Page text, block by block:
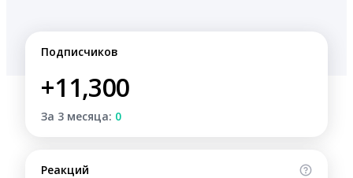
Подписчиков
+11,300
За 3 месяца: 0
Реакций